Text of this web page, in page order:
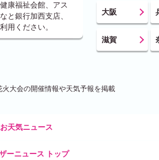
康福祉会館、アス
と銀行加西支店、
用ください。
大阪
滋賀
大会の開催情報や天気予報を掲載
お天気ニュース
ーニュース トップ